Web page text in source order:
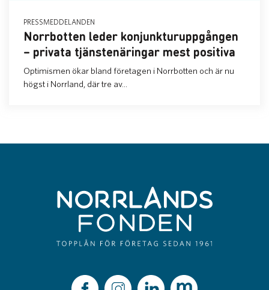
PRESSMEDDELANDEN
Norrbotten leder konjunkturuppgången
– privata tjänstenäringar mest positiva
Optimismen ökar bland företagen i Norrbotten och är nu
högst i Norrland, där tre av...